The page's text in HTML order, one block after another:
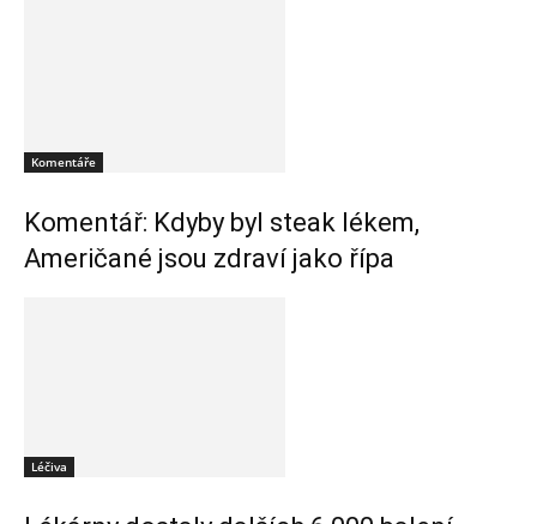
Komentáře
Komentář: Kdyby byl steak lékem,
Američané jsou zdraví jako řípa
Léčiva